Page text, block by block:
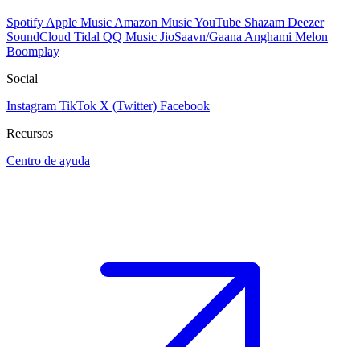
Spotify Apple Music Amazon MusicYouTube Shazam Deezer
SoundCloud Tidal QQ Music JioSaavn/Gaana Anghami Melon
Boomplay
Social
Instagram TikTok X (Twitter) Facebook
Recursos
Centro de ayuda